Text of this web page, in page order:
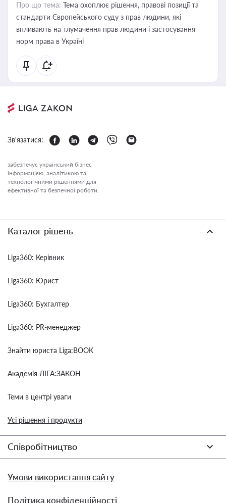
Про що тема: Тема охоплює рішення, правові позиції та
стандарти Європейського суду з прав людини, які
впливають на тлумачення прав людини і застосування
норм права в Україні
Зв'язатися:
забезпечує український бізнес
інформацією, аналітикою та
технологічними рішеннями для
ефективної та безпечної роботи.
Каталог рішень
Liga360: Керівник
Liga360: Юрист
Liga360: Бухгалтер
Liga360: PR-менеджер
Знайти юриста Liga:BOOK
Академія ЛІГА:ЗАКОН
Теми в центрі уваги
Усі рішення і продукти
Співробітництво
Умови використання сайту
Політика конфіденційності